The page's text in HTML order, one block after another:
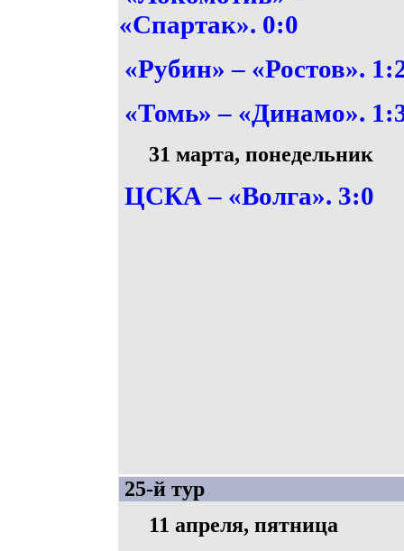
«Спартак». 0:0
«Рубин» – «Ростов».
«Томь» – «Динамо».
31 марта, понедельник
ЦСКА – «Волга». 3:0
25-й тур
11 апреля, пятница